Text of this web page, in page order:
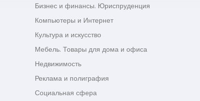
Бизнес и финансы. Юриспруденция
Компьютеры и Интернет
Культура и искусство
Мебель. Товары для дома и офиса
Недвижимость
Реклама и полиграфия
Социальная сфера